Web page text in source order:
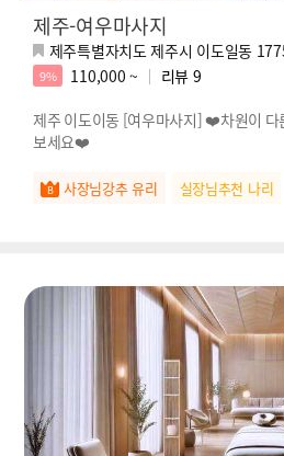
제주-여우마사지
제주특별자치도 제주시 이도일동
9% 110,000 ~ 리뷰 9
제주 이도이동 [여우마사지] ❤️차원이
보세요❤️
사장님강추 유리 실장님추천 나리